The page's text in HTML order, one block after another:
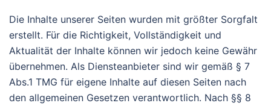
Die Inhalte unserer Seiten wurden mit größter Sorgfalt
erstellt. Für die Richtigkeit, Vollständigkeit und
Aktualität der Inhalte können wir jedoch keine Gewähr
übernehmen. Als Diensteanbieter sind wir gemäß § 7
Abs.1 TMG für eigene Inhalte auf diesen Seiten nach
den allgemeinen Gesetzen verantwortlich. Nach §§ 8